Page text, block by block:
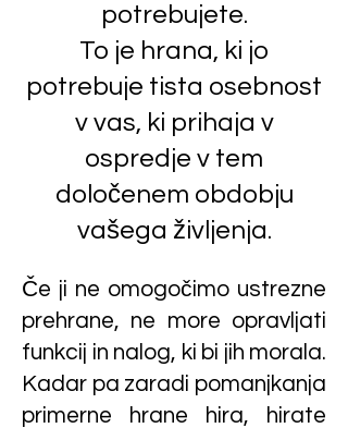
potrebujete.
To je hrana, ki jo
potrebuje tista osebnost
v vas, ki prihaja v
ospredje v tem
določenem obdobju
vašega življenja.
Če ji ne omogočimo ustrezne
prehrane, ne more opravljati
funkcij in nalog, ki bi jih morala.
Kadar pa zaradi pomanjkanja
primerne hrane hira, hirate